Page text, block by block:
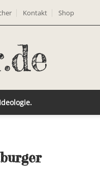
Kontakt Shop